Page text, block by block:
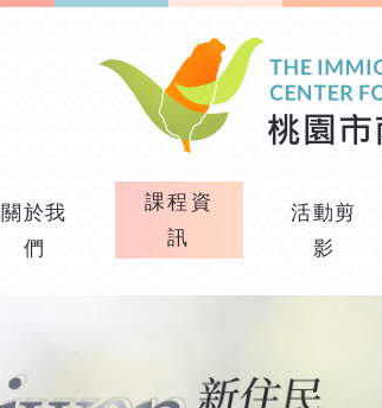
關於我
們
課程資
訊
活動剪
影